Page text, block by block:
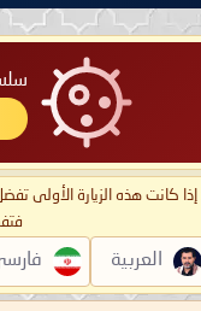
كانت هذه الزيارة الأولى
العربية